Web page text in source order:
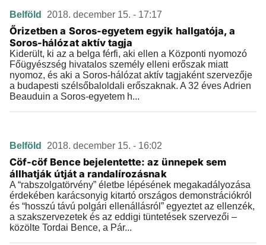
Belföld 2018. december 15. - 17:17
Őrizetben a Soros-egyetem egyik hallgatója, a
Soros-hálózat aktív tagja
Kiderült, ki az a belga férfi, aki ellen a Központi nyomozó
Főügyészség hivatalos személy elleni erőszak miatt
nyomoz, és aki a Soros-hálózat aktív tagjaként szervezője
a budapesti szélsőbaloldali erőszaknak. A 32 éves Adrien
Beauduin a Soros-egyetem h...
Belföld 2018. december 15. - 16:02
Cöf-cöf Bence bejelentette: az ünnepek sem
állhatják útját a randalírozásnak
A “rabszolgatörvény” életbe lépésének megakadályozása
érdekében karácsonyig kitartó országos demonstrációkról
és “hosszú távú polgári ellenállásról” egyeztet az ellenzék,
a szakszervezetek és az eddigi tüntetések szervezői –
közölte Tordai Bence, a Pár...